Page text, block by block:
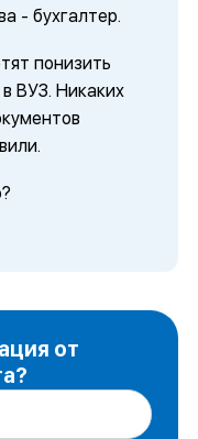
- бухгалтер.
понизить
ВУЗ. Никаких
от